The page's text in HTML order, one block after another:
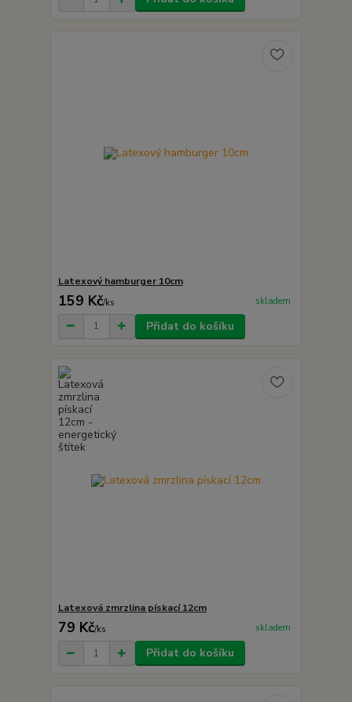
Latexový hamburger 10cm
159 Kč/ks skladem
Přidat do košíku
Latexová zmrzlina pískací 12cm
79 Kč/ks skladem
Přidat do košíku